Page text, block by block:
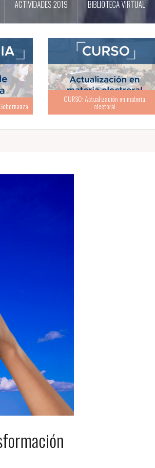
ACTIVIDADES 2019 BIBLIOTECA VIRTUAL
CURSO: Actualización en Integración
Centroamericana